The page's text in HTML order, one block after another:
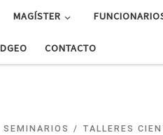
MAGÍSTER
CONTACTO
SEMINARIOS TALLERES